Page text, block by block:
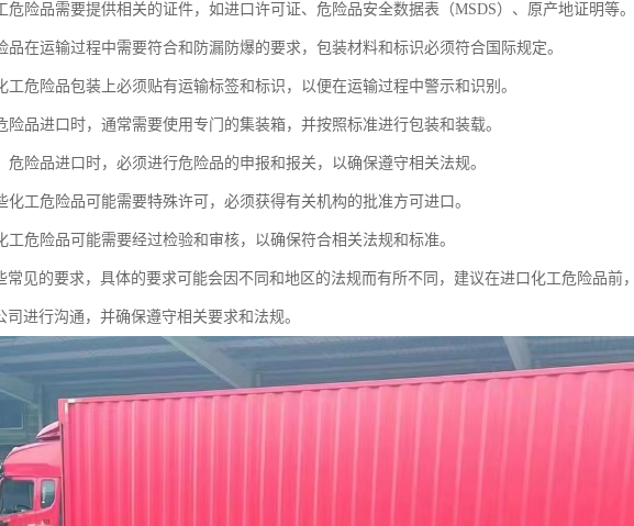
危险品需要提供相关的证件，如进口许可证、危险品安全数据表（MSDS）、原产地证明等。
品在运输过程中需要符合和防漏防爆的要求，包装材料和标识必须符合国际规定。
工危险品包装上必须贴有运输标签和标识，以便在运输过程中警示和识别。
险品进口时，通常需要使用专门的集装箱，并按照标准进行包装和装载。
危险品进口时，必须进行危险品的申报和报关，以确保遵守相关法规。
化工危险品可能需要特殊许可，必须获得有关机构的批准方可进口。
工危险品可能需要经过检验和审核，以确保符合相关法规和标准。
常见的要求，具体的要求可能会因不同和地区的法规而有所不同，建议在进口化工危险品前
进行沟通，并确保遵守相关要求和法规。